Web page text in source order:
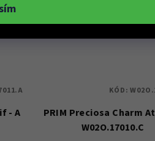
- A
PRIM Preciosa Charm
W02O.17010.C
KÓD: